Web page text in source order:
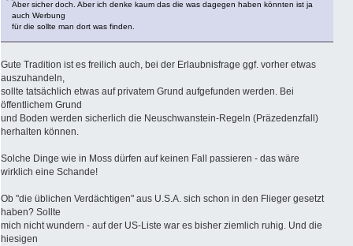
Aber sicher doch. Aber ich denke kaum das die was dagegen haben könnten ist ja
auch Werbung
für die sollte man dort was finden.
Gute Tradition ist es freilich auch, bei der Erlaubnisfrage ggf. vorher etwas
auszuhandeln,
sollte tatsächlich etwas auf privatem Grund aufgefunden werden. Bei
öffentlichem Grund
und Boden werden sicherlich die Neuschwanstein-Regeln (Präzedenzfall)
herhalten können.
Solche Dinge wie in Moss dürfen auf keinen Fall passieren - das wäre
wirklich eine Schande!
Ob "die üblichen Verdächtigen" aus U.S.A. sich schon in den Flieger gesetzt
haben? Sollte
mich nicht wundern - auf der US-Liste war es bisher ziemlich ruhig. Und die
hiesigen